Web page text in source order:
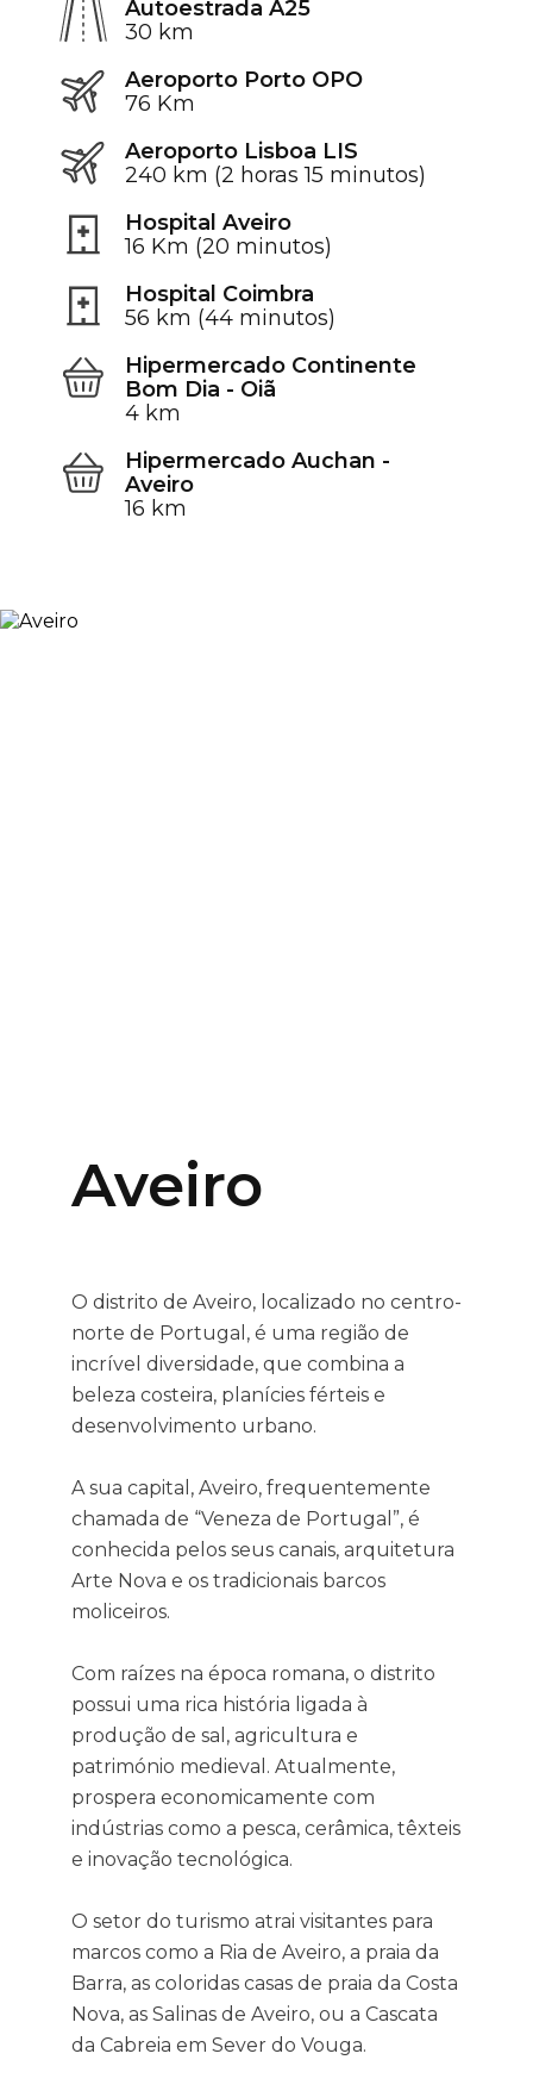
Autoestrada A25
30 km
Aeroporto Porto OPO
76 Km
Aeroporto Lisboa LIS
240 km (2 horas 15 minutos)
Hospital Aveiro
16 Km (20 minutos)
Hospital Coimbra
56 km (44 minutos)
Hipermercado Continente
Bom Dia - Oiã
4 km
Hipermercado Auchan -
Aveiro
16 km
Aveiro
O distrito de Aveiro, localizado no centro-
norte de Portugal, é uma região de
incrível diversidade, que combina a
beleza costeira, planícies férteis e
desenvolvimento urbano.
A sua capital, Aveiro, frequentemente
chamada de “Veneza de Portugal”, é
conhecida pelos seus canais, arquitetura
Arte Nova e os tradicionais barcos
moliceiros.
Com raízes na época romana, o distrito
possui uma rica história ligada à
produção de sal, agricultura e
património medieval. Atualmente,
prospera economicamente com
indústrias como a pesca, cerâmica, têxteis
e inovação tecnológica.
O setor do turismo atrai visitantes para
marcos como a Ria de Aveiro, a praia da
Barra, as coloridas casas de praia da Costa
Nova, as Salinas de Aveiro, ou a Cascata
da Cabreia em Sever do Vouga.